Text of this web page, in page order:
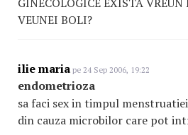
VEUNEI BOLI?
ilie maria pe 24 Sep 2006, 19:22
endometrioza
sa faci sex in timpul
din cauza microbilor care pot